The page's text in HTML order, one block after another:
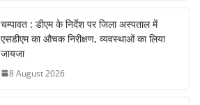
चम्पावत : डीएम के निर्देश पर जिला अस्पताल में
एसडीएम का औचक निरीक्षण, व्यवस्थाओं का लिया
जायजा
8 August 2026